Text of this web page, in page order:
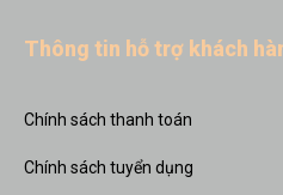
Thông tin hỗ trợ khách
Chính sách thanh toán
Chính sách tuyển dụng